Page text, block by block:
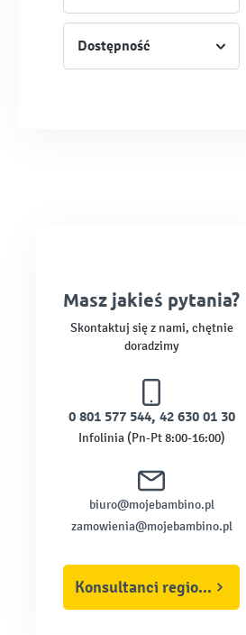
Dostępność
Masz jakieś pytania?
Skontaktuj się z nami, chętnie
doradzimy
0 801 577 544, 42 630 01 30
Infolinia (Pn-Pt 8:00-16:00)
biuro@mojebambino.pl
zamowienia@mojebambino.pl
Konsultanci regionalni